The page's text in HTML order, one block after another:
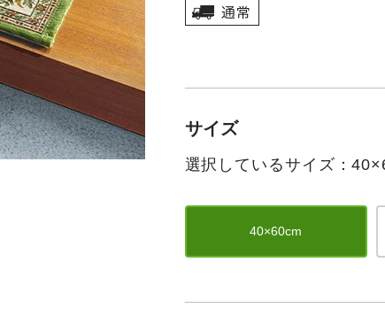
サイズ
選択しているサイズ：
40×60cm